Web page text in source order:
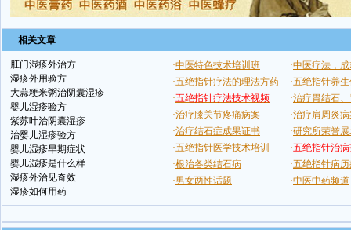
相关文章
肛门湿疹外治方
湿疹外用验方
大蒜粳米粥治阴囊湿疹
婴儿湿疹验方
紫苏叶治阴囊湿疹
治婴儿湿疹验方
婴儿湿疹早期症状
婴儿湿疹是什么样
湿疹外治见奇效
湿疹如何用药